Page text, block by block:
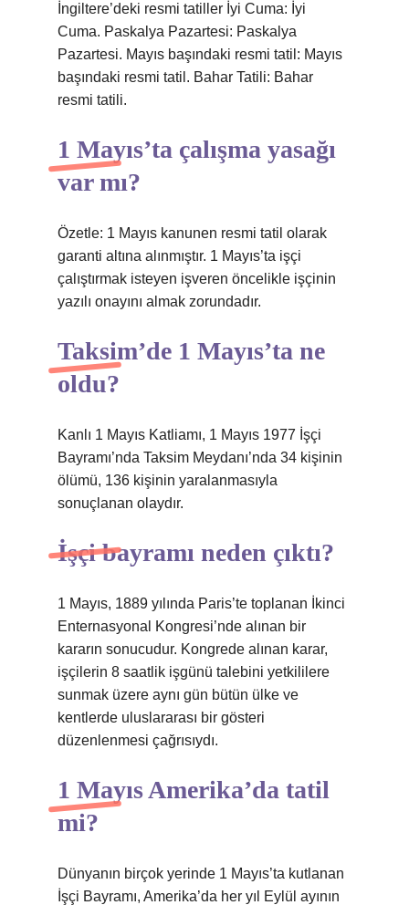
İngiltere’deki resmi tatiller İyi Cuma: İyi
Cuma. Paskalya Pazartesi: Paskalya
Pazartesi. Mayıs başındaki resmi tatil: Mayıs
başındaki resmi tatil. Bahar Tatili: Bahar
resmi tatili.
1 Mayıs’ta çalışma yasağı
var mı?
Özetle: 1 Mayıs kanunen resmi tatil olarak
garanti altına alınmıştır. 1 Mayıs’ta işçi
çalıştırmak isteyen işveren öncelikle işçinin
yazılı onayını almak zorundadır.
Taksim’de 1 Mayıs’ta ne
oldu?
Kanlı 1 Mayıs Katliamı, 1 Mayıs 1977 İşçi
Bayramı’nda Taksim Meydanı’nda 34 kişinin
ölümü, 136 kişinin yaralanmasıyla
sonuçlanan olaydır.
İşçi bayramı neden çıktı?
1 Mayıs, 1889 yılında Paris’te toplanan İkinci
Enternasyonal Kongresi’nde alınan bir
kararın sonucudur. Kongrede alınan karar,
işçilerin 8 saatlik işgünü talebini yetkililere
sunmak üzere aynı gün bütün ülke ve
kentlerde uluslararası bir gösteri
düzenlenmesi çağrısıydı.
1 Mayıs Amerika’da tatil
mi?
Dünyanın birçok yerinde 1 Mayıs’ta kutlanan
İşçi Bayramı, Amerika’da her yıl Eylül ayının